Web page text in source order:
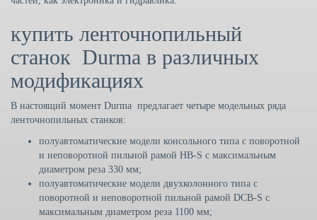
купить ленточнопильный
станок Durma в различных
модификациях
В настоящий момент Durma предлагает четыре модельных ряда
ленточнопильных станков:
полуавтоматические модели консольного типа с поворотной
и неповоротной пильной рамой HB-S с максимальным
диаметром реза 330 мм;
полуавтоматические модели двухколонного типа с
поворотной и неповоротной пильной рамой DCB-S с
максимальным диаметром реза 1100 мм;